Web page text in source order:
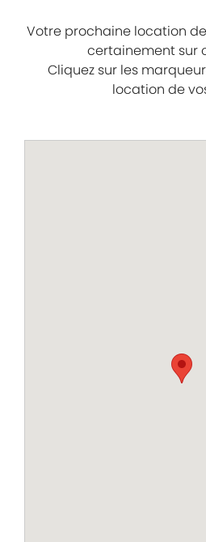
Votre prochaine location
certainement sur
Cliquez sur les
location de